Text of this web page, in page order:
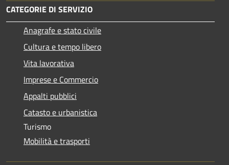
CATEGORIE DI SERVIZIO
Anagrafe e stato civile
Cultura e tempo libero
Vita lavorativa
Imprese e Commercio
Appalti pubblici
Catasto e urbanistica
Turismo
Mobilità e trasporti